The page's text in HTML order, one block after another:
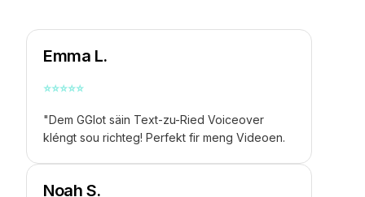
Emma L.
⭐⭐⭐⭐⭐
"Dem GGlot säin Text-zu-Ried Voiceover
kléngt sou richteg! Perfekt fir meng Videoen.
Noah S.